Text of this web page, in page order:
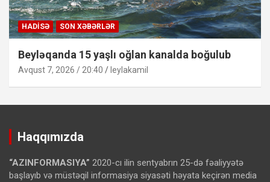
HADISƏ SON XƏBƏRLƏR
Beyləqanda 15 yaşlı oğlan kanalda boğulub
Avqust 7, 2026 / 20:40 leylakamil
Haqqımızda
“AZINFORMASIYA” 2020-cı ilin sentyabrın 25-də fəaliyyətə
başlayıb və müstəqil informasiya siyasəti həyata keçirən media